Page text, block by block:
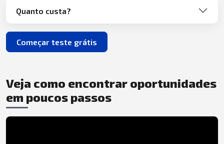
Quanto custa?
Começar teste grátis
Veja como encontrar oportunidades
em poucos passos